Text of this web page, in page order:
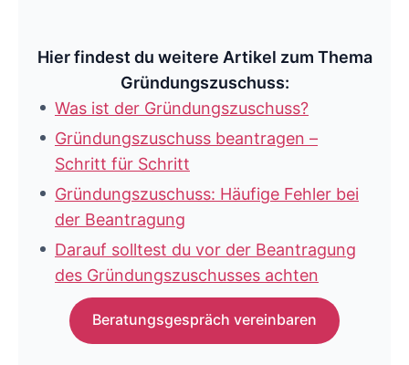
Hier findest du weitere Artikel zum Thema
Gründungszuschuss:
Was ist der Gründungszuschuss?
Gründungszuschuss beantragen –
Schritt für Schritt
Gründungszuschuss: Häufige Fehler bei
der Beantragung
Darauf solltest du vor der Beantragung
des Gründungszuschusses achten
Beratungsgespräch vereinbaren